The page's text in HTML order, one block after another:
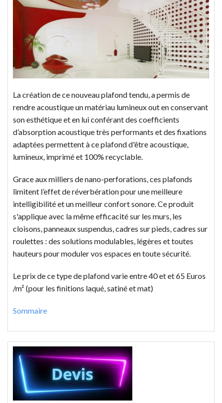
La création de ce nouveau plafond tendu, a permis de
rendre acoustique un matériau lumineux out en conservant
son esthétique et en lui conférant des coefficients
d’absorption acoustique très performants et des fixations
adaptées permettent à ce plafond d'être acoustique,
lumineux, imprimé et 100% recyclable.
Grace aux milliers de nano-perforations, ces plafonds
limitent l’effet de réverbération pour une meilleure
intelligibilité et un meilleur confort sonore. Ce produit
s'applique avec la même efficacité sur les murs, les
cloisons, panneaux suspendus, cadres sur pieds, cadres sur
roulettes : des solutions modulables, légères et toutes
hauteurs pour moduler vos espaces en toute sécurité.
Le prix de ce type de plafond varie entre 40 et et 65 Euros
/m² (pour les finitions laqué, satiné et mat)
Sommaire